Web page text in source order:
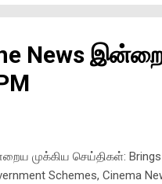
ஆகவும் , இளநிலை
News
முக்கிய செய்திகள்: Brings
Schemes, Cinema